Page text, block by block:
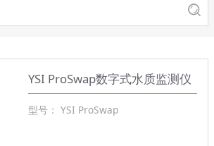
YSI ProSwap数字式水质监测仪
型号： YSI ProSwap